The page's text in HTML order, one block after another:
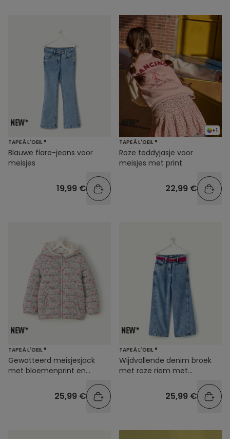
TAPE À L'OEIL ®
Blauwe flare-jeans voor
meisjes
19,99 €
+1
TAPE À L'OEIL ®
Roze teddyjasje voor
meisjes met print
22,99 €
TAPE À L'OEIL ®
Gewatteerd meisjesjack
met bloemenprint en
25,99 €
TAPE À L'OEIL ®
Wijdvallende denim broek
met roze riem met
25,99 €